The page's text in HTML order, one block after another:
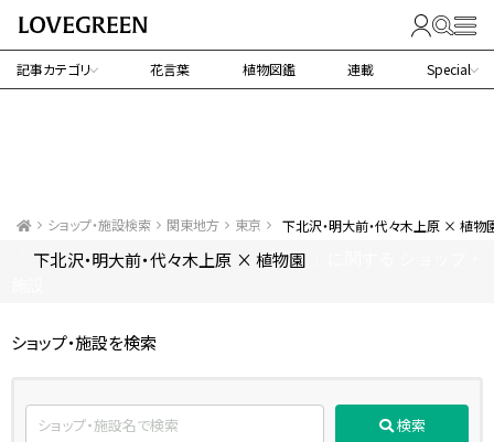
記事カテゴリ 花言葉 植物図鑑 連載 Special
ショップ・施設検索 関東地方 東京
下北沢・明大前・代々木上原 × 植物
下北沢・明大前・代々木上原 × 植物園
ショップ・施設を検索
検索